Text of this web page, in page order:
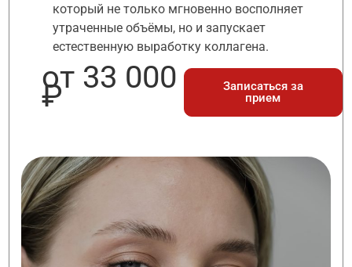
который не только мгновенно восполняет
утраченные объёмы, но и запускает
естественную выработку коллагена.
от 33 000
₽
Записаться за
прием